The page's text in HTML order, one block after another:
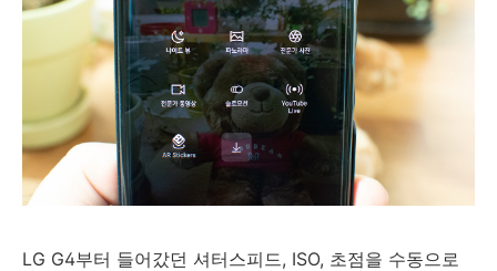
LG G4부터 들어갔던 셔터스피드, ISO, 초점을 수동으로